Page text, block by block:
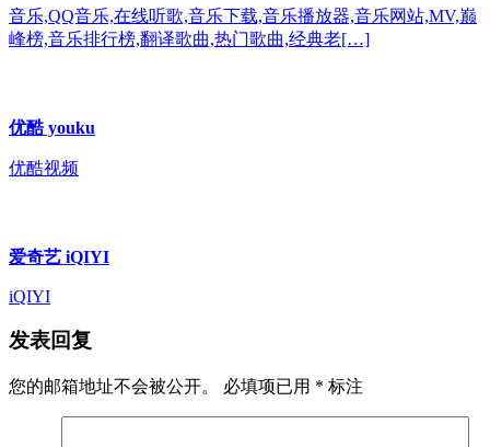
音乐,QQ音乐,在线听歌,音乐下载,音乐播放器,音乐网站,MV,巅
峰榜,音乐排行榜,翻译歌曲,热门歌曲,经典老[…]
优酷 youku
优酷视频
爱奇艺 iQIYI
iQIYI
发表回复
您的邮箱地址不会被公开。 必填项已用 * 标注